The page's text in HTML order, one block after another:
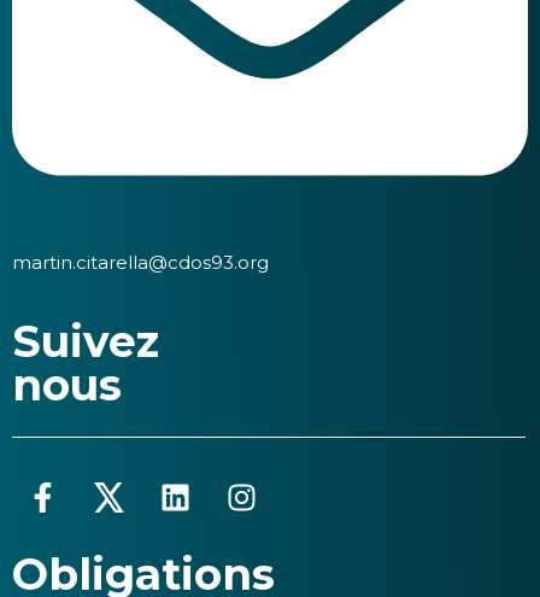
martin.citarella@cdos93.org
Suivez
nous
Obligations